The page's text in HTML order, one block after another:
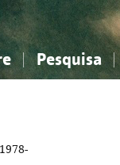
Pesquisa
sociais...
sociais...